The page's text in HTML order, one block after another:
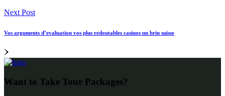
Next Post
Vos arguments d’evaluation vos plus redoutables casinos un brin suisse
Want to Take Tour Packages?